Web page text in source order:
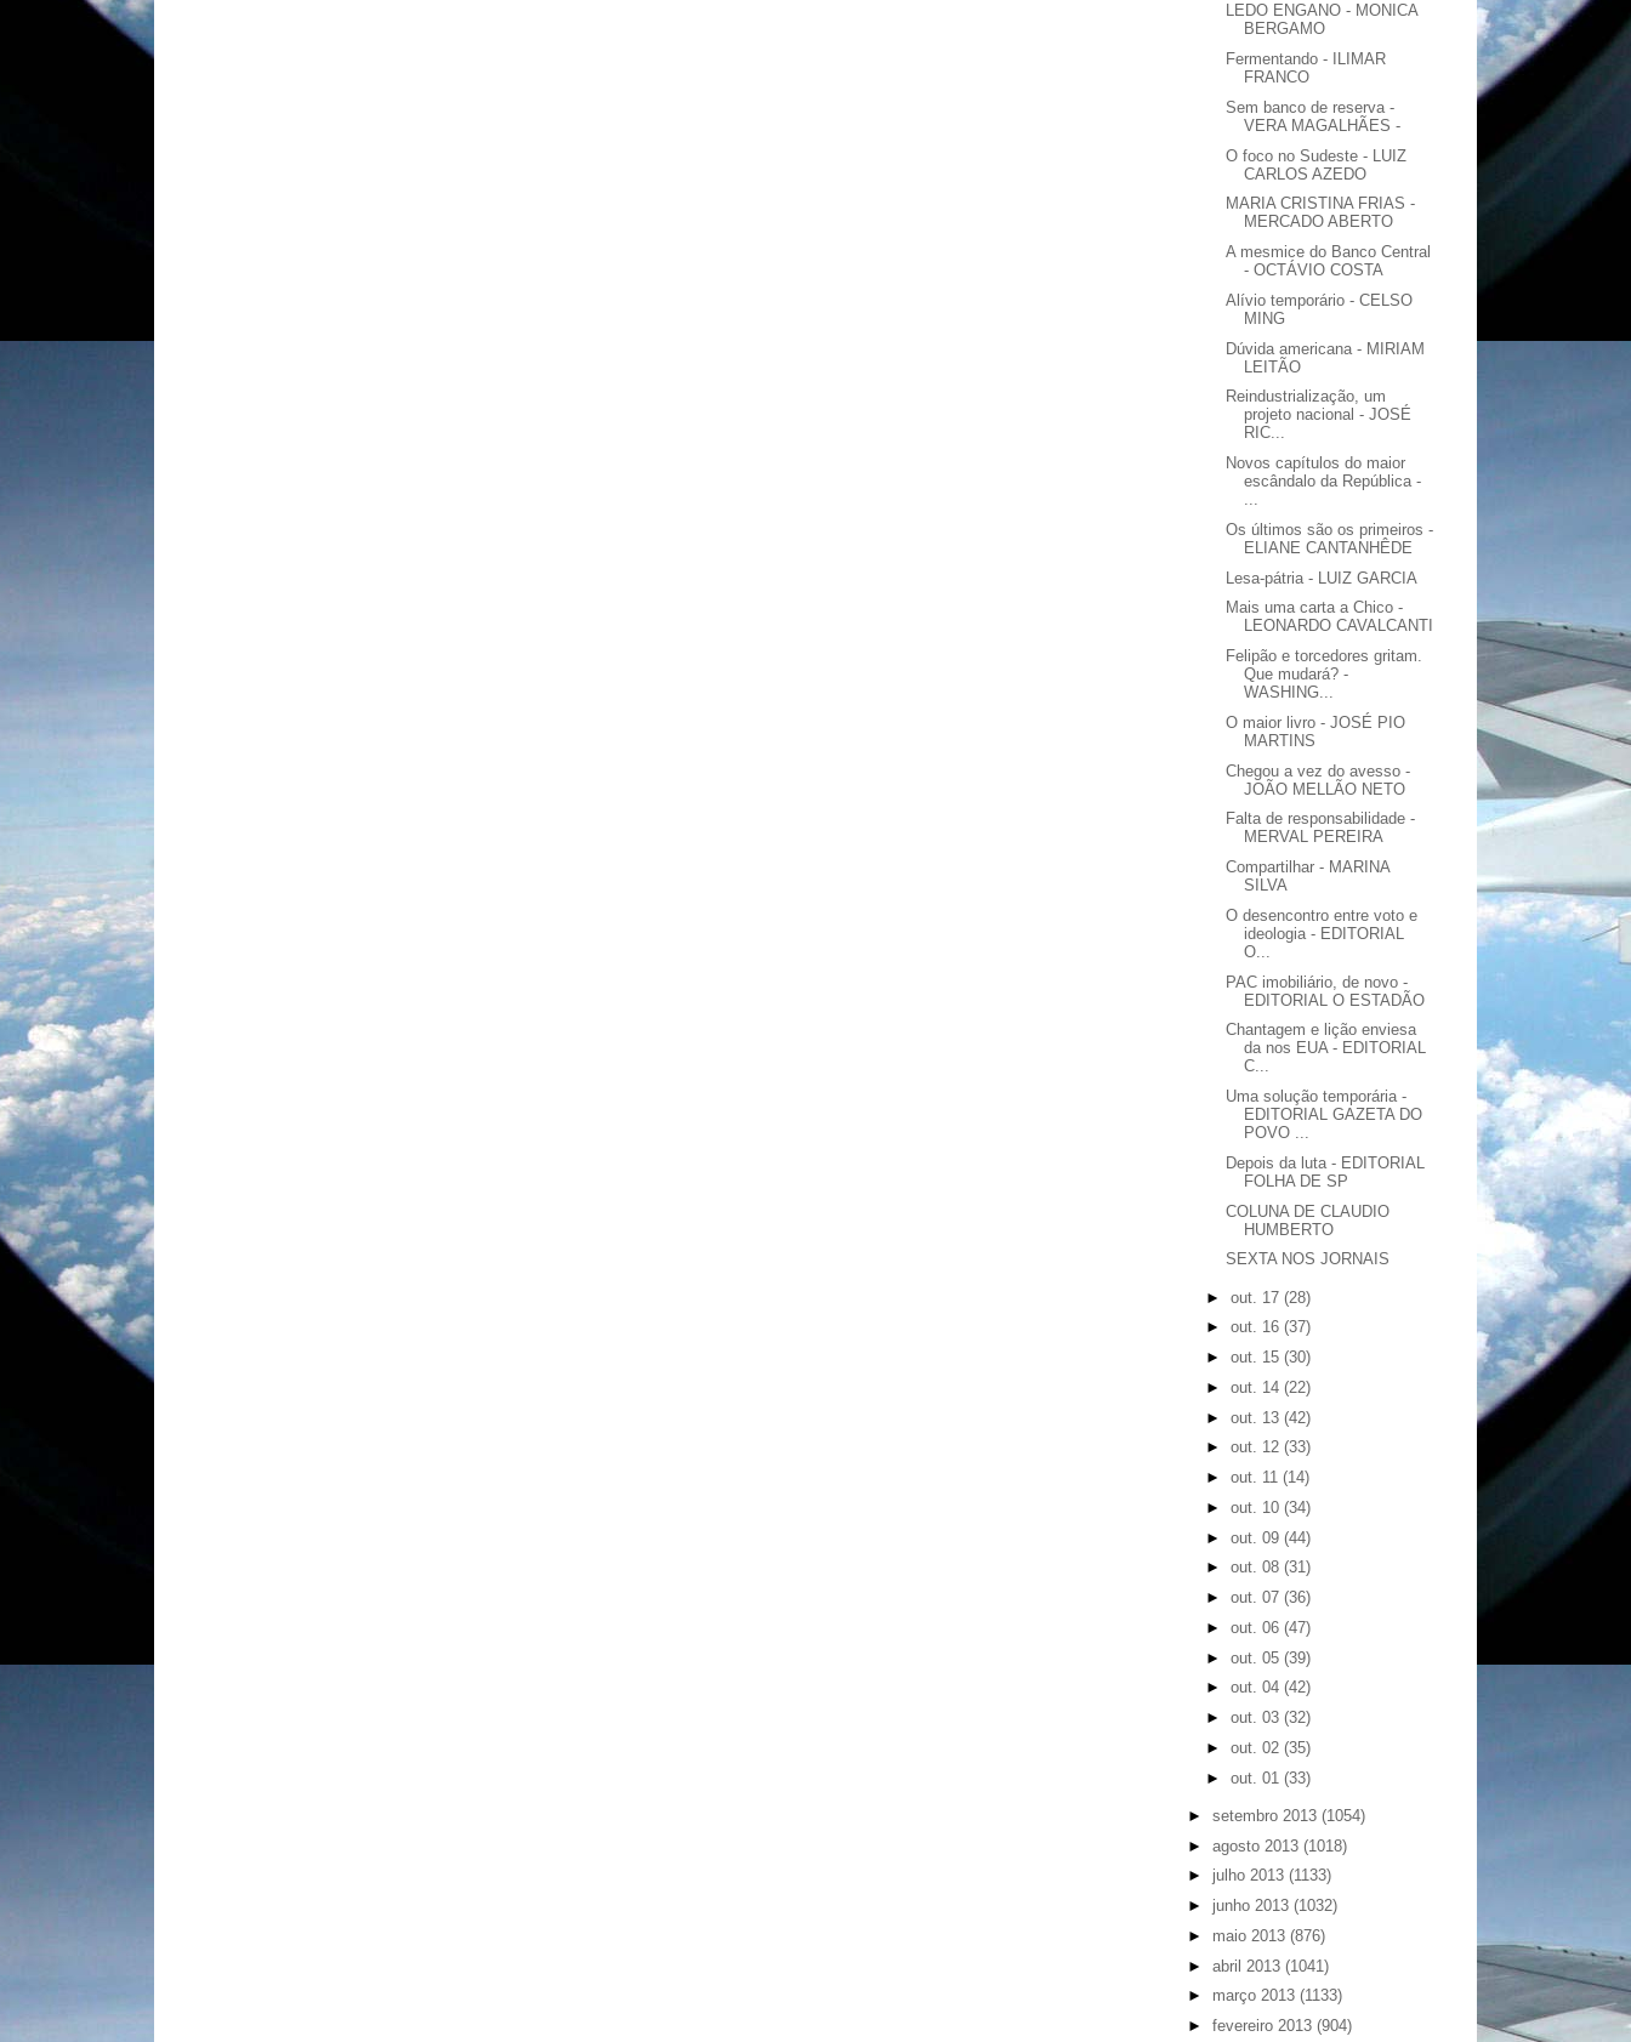
LEDO ENGANO - MONICA
BERGAMO
Fermentando - ILIMAR
FRANCO
Sem banco de reserva -
VERA MAGALHÃES -
O foco no Sudeste - LUIZ
CARLOS AZEDO
MARIA CRISTINA FRIAS -
MERCADO ABERTO
A mesmice do Banco Central
- OCTÁVIO COSTA
Alívio temporário - CELSO
MING
Dúvida americana - MIRIAM
LEITÃO
Reindustrialização, um
projeto nacional - JOSÉ
RIC...
Novos capítulos do maior
escândalo da República -
...
Os últimos são os primeiros -
ELIANE CANTANHÊDE
Lesa-pátria - LUIZ GARCIA
Mais uma carta a Chico -
LEONARDO CAVALCANTI
Felipão e torcedores gritam.
Que mudará? -
WASHING...
O maior livro - JOSÉ PIO
MARTINS
Chegou a vez do avesso -
JOÃO MELLÃO NETO
Falta de responsabilidade -
MERVAL PEREIRA
Compartilhar - MARINA
SILVA
O desencontro entre voto e
ideologia - EDITORIAL
O...
PAC imobiliário, de novo -
EDITORIAL O ESTADÃO
Chantagem e lição enviesa
da nos EUA - EDITORIAL
C...
Uma solução temporária -
EDITORIAL GAZETA DO
POVO ...
Depois da luta - EDITORIAL
FOLHA DE SP
COLUNA DE CLAUDIO
HUMBERTO
SEXTA NOS JORNAIS
►out. 17(28)
►out. 16(37)
►out. 15(30)
►out. 14(22)
►out. 13(42)
►out. 12(33)
►out. 11(14)
►out. 10(34)
►out. 09(44)
►out. 08(31)
►out. 07(36)
►out. 06(47)
►out. 05(39)
►out. 04(42)
►out. 03(32)
►out. 02(35)
►out. 01(33)
► setembro 2013 (1054)
► agosto 2013 (1018)
► julho 2013 (1133)
► junho 2013 (1032)
► maio 2013 (876)
► abril 2013 (1041)
► março 2013 (1133)
► fevereiro 2013 (904)